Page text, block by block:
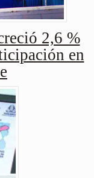
2,6 %
en